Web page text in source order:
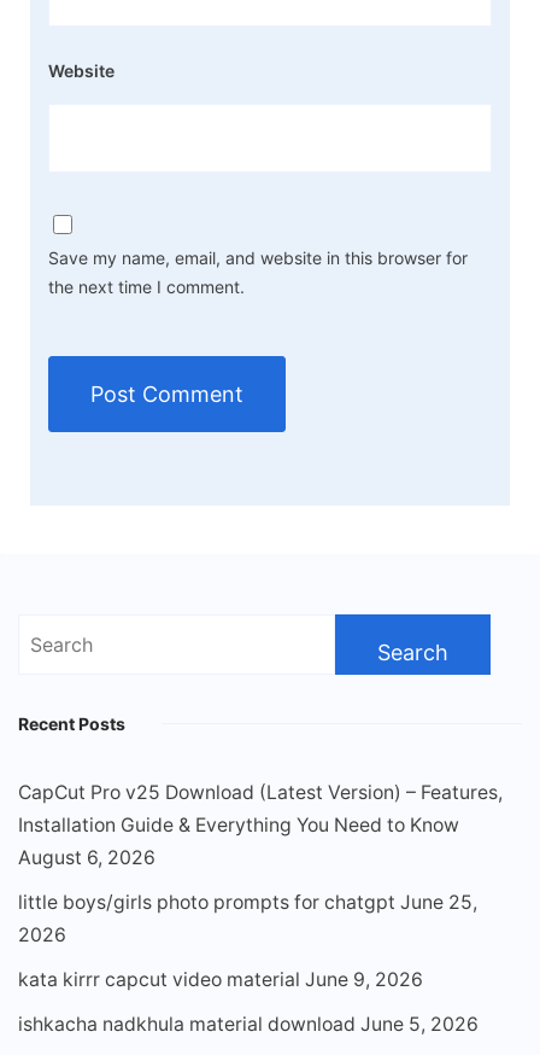
Website
Save my name, email, and website in this browser for
the next time I comment.
Search
Recent Posts
CapCut Pro v25 Download (Latest Version) – Features,
Installation Guide & Everything You Need to Know
August 6, 2026
little boys/girls photo prompts for chatgpt June 25,
2026
kata kirrr capcut video material June 9, 2026
ishkacha nadkhula material download June 5, 2026